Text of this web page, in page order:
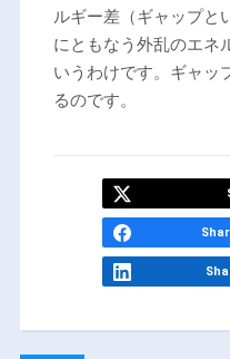
ルギー差（ギャップと
にともなう外乱のエネ
いうわけです。ギャッ
るのです。